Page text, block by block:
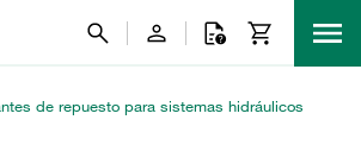
de repuesto para sistemas hidráulicos